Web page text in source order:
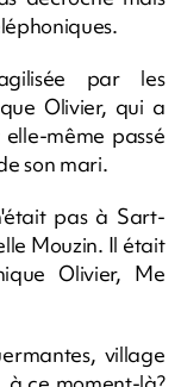
par les
Olivier, qui a
même passé
son mari.
pas à Sart-
Mouzin. Il était
Olivier, Me
village